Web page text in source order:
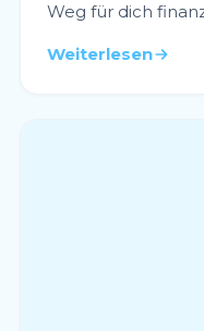
Weg für dich
Weiterlesen